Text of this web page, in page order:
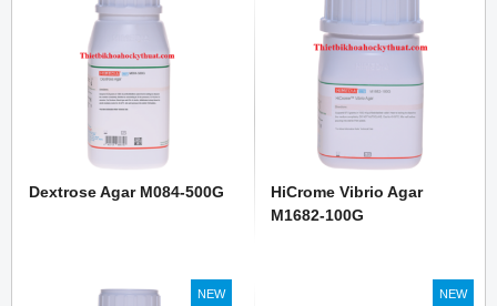
Dextrose Agar M084-500G
HiCrome Vibrio Agar
M1682-100G
NEW NEW